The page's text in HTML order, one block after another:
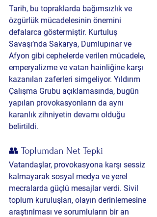
Tarih, bu topraklarda bağımsızlık ve
özgürlük mücadelesinin önemini
defalarca göstermiştir. Kurtuluş
Savaşı’nda Sakarya, Dumlupınar ve
Afyon gibi cephelerde verilen mücadele,
emperyalizme ve vatan hainliğine karşı
kazanılan zaferleri simgeliyor. Yıldırım
Çalışma Grubu açıklamasında, bugün
yapılan provokasyonların da aynı
karanlık zihniyetin devamı olduğu
belirtildi.
👥 Toplumdan Net Tepki
Vatandaşlar, provokasyona karşı sessiz
kalmayarak sosyal medya ve yerel
mecralarda güçlü mesajlar verdi. Sivil
toplum kuruluşları, olayın derinlemesine
araştırılması ve sorumluların bir an